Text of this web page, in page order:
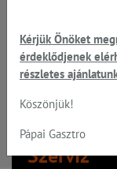
Szervíz
Kérjük Önöket
érdeklődjenek
részletes
Köszönjük!
Pápai Gasztro